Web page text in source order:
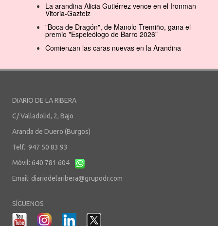
La arandina Alicia Gutiérrez vence en el Ironman
Vitoria-Gazteiz
"Boca de Dragón", de Manolo Tremiño, gana el
premio "Espeleólogo de Barro 2026"
Comienzan las caras nuevas en la Arandina
DIARIO DE LA RIBERA
C/ Valladolid, 2, Bajo
Aranda de Duero (Burgos)
Telf.: 947 50 83 93
Móvil: 640 781 604
Email: diariodelaribera@grupodr.com
SÍGUENOS